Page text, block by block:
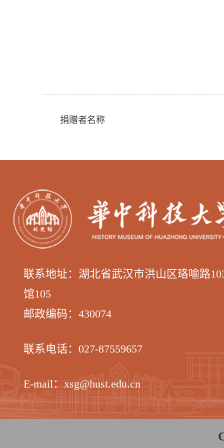
捐赠者名称
联系地址：湖北省武汉市洪山区珞喻路
馆105
邮政编码： 430074
联系电话： 027-87559657
E-mail：xsg@hust.edu.cn